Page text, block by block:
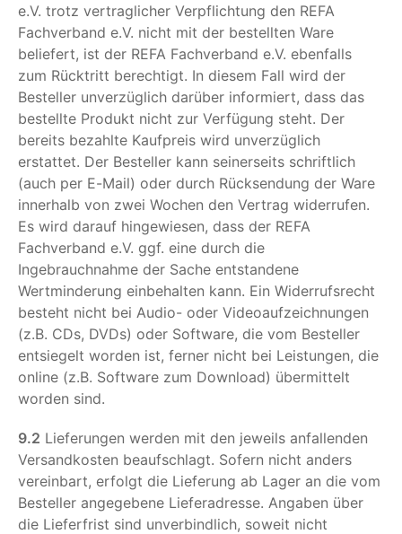
e.V. trotz vertraglicher Verpflichtung den REFA
Fachverband e.V. nicht mit der bestellten Ware
beliefert, ist der REFA Fachverband e.V. ebenfalls
zum Rücktritt berechtigt. In diesem Fall wird der
Besteller unverzüglich darüber informiert, dass das
bestellte Produkt nicht zur Verfügung steht. Der
bereits bezahlte Kaufpreis wird unverzüglich
erstattet. Der Besteller kann seinerseits schriftlich
(auch per E-Mail) oder durch Rücksendung der Ware
innerhalb von zwei Wochen den Vertrag widerrufen.
Es wird darauf hingewiesen, dass der REFA
Fachverband e.V. ggf. eine durch die
Ingebrauchnahme der Sache entstandene
Wertminderung einbehalten kann. Ein Widerrufsrecht
besteht nicht bei Audio- oder Videoaufzeichnungen
(z.B. CDs, DVDs) oder Software, die vom Besteller
entsiegelt worden ist, ferner nicht bei Leistungen, die
online (z.B. Software zum Download) übermittelt
worden sind.
9.2 Lieferungen werden mit den jeweils anfallenden
Versandkosten beaufschlagt. Sofern nicht anders
vereinbart, erfolgt die Lieferung ab Lager an die vom
Besteller angegebene Lieferadresse. Angaben über
die Lieferfrist sind unverbindlich, soweit nicht